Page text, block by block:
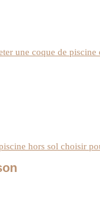
une coque de piscine
hors sol choisir